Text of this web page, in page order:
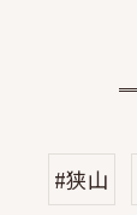
#狭山